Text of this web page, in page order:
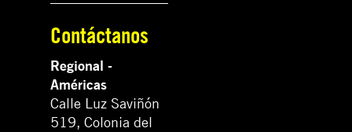
Contáctanos
Regional -
Américas
Calle Luz Saviñón
519, Colonia del